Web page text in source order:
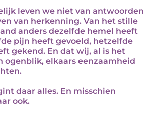
leven we niet van antwoorden
van herkenning. Van het stille
anders dezelfde hemel heeft
pijn heeft gevoeld, hetzelfde
gekend. En dat wij, al is het
ogenblik, elkaars eenzaamheid
daar alles. En misschien
ook.